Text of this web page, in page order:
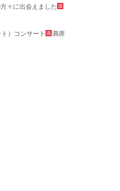
々に出会えました
）コンサート
満席